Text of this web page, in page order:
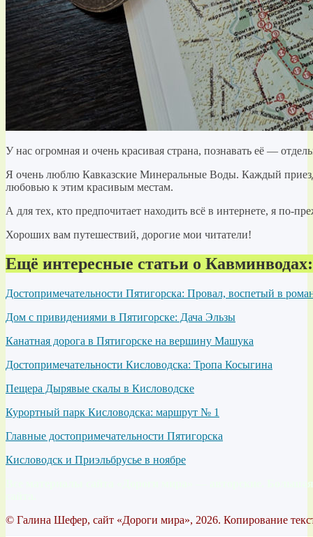
У нас огромная и очень красивая страна, познавать её —
Я очень люблю Кавказские Минеральные Воды. Каждый
любовью к этим красивым местам.
А для тех, кто предпочитает находить всё в интернете, я по-
Хороших вам путешествий, дорогие мои читатели!
Ещё интересные статьи о Кавминводах:
Достопримечательности Пятигорска: Провал, воспетый в
Дом с привидениями в Пятигорске: Дача Эльзы
Канатная дорога в Пятигорске на вершину Машука
Достопримечательности Кисловодска: Тропа Косыгина
Пещера Дырявые скалы в Кисловодске
Курортный парк Кисловодска: маршрут № 1
Главные достопримечательности Пятигорска
Кисловодск и Приэльбрусье в ноябре
Все материалы сайта «Дороги мира» — авторские.
© Галина Шефер, сайт «Дороги мира», 2026. Копирование